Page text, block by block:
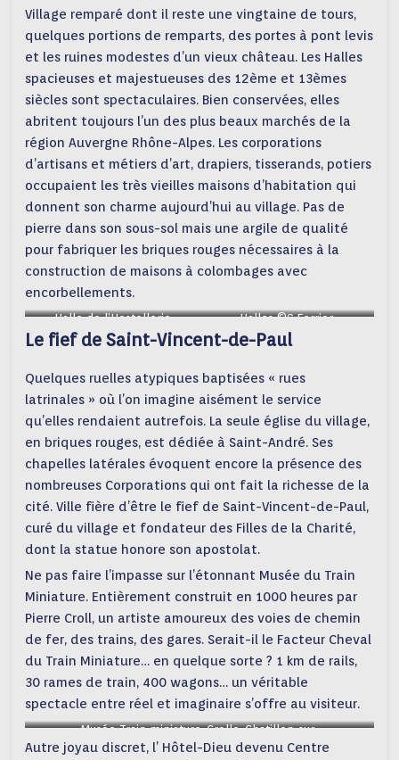
Village remparé dont il reste une vingtaine de tours,
quelques portions de remparts, des portes à pont levis
et les ruines modestes d’un vieux château. Les Halles
spacieuses et majestueuses des 12ème et 13èmes
siècles sont spectaculaires. Bien conservées, elles
abritent toujours l’un des plus beaux marchés de la
région Auvergne Rhône-Alpes. Les corporations
d’artisans et métiers d’art, drapiers, tisserands, potiers
occupaient les très vieilles maisons d’habitation qui
donnent son charme aujourd’hui au village. Pas de
pierre dans son sous-sol mais une argile de qualité
pour fabriquer les briques rouges nécessaires à la
construction de maisons à colombages avec
encorbellements.
Halle de l’Hostellerie
©Cécile Despalles
Halles ©S.Ferrier
Le fief de Saint-Vincent-de-Paul
Quelques ruelles atypiques baptisées « rues
latrinales » où l’on imagine aisément le service
qu’elles rendaient autrefois. La seule église du village,
en briques rouges, est dédiée à Saint-André. Ses
chapelles latérales évoquent encore la présence des
nombreuses Corporations qui ont fait la richesse de la
cité. Ville fière d’être le fief de Saint-Vincent-de-Paul,
curé du village et fondateur des Filles de la Charité,
dont la statue honore son apostolat.
Ne pas faire l’impasse sur l’étonnant Musée du Train
Miniature. Entièrement construit en 1000 heures par
Pierre Croll, un artiste amoureux des voies de chemin
de fer, des trains, des gares. Serait-il le Facteur Cheval
du Train Miniature… en quelque sorte ? 1 km de rails,
30 rames de train, 400 wagons… un véritable
spectacle entre réel et imaginaire s’offre au visiteur.
Musée Train miniature_Crolle_Chatillon-sur-
Chalaronne©P.Crolle
Autre joyau discret, l’ Hôtel-Dieu devenu Centre